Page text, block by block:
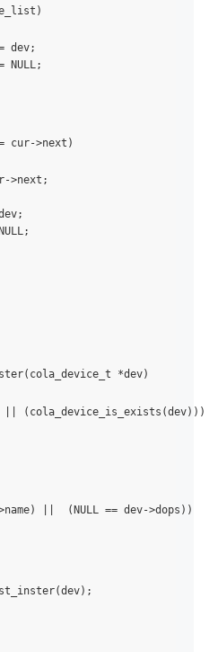
cur->next)
*dev)
|| (cola_device_is_exists(dev)))
||  (NULL == dev->dops))